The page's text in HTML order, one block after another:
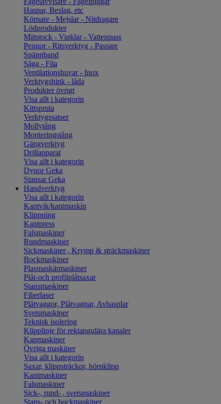
Haspar, Beslag, etc
Körnare - Mejslar - Nitdragare
Lödprodukter
Mätstock - Vinklar - Vattenpass
Pennor - Ritsverktyg - Passare
Spännband
Såga - Fila
Ventilationshuvar - Inox
Verktygshink - låda
Produkter övrigt
Visa allt i kategorin
Kittspruta
Verktygssatser
Mollytång
Monteringstång
Gängverktyg
Drillapparat
Visa allt i kategorin
Dynor Geka
Stansar Geka
Handverktyg
Visa allt i kategorin
Kantvik/kantmaskin
Klippning
Kantpress
Falsmaskiner
Rundmaskiner
Sickmaskiner , Krymp & sträckmaskiner
Bockmaskiner
Plasmaskärmaskiner
Plåt-och profilplåtsaxar
Stansmaskiner
Fiberlaser
Plåtvaggor, Plåtvagnar, Avhasplar
Svetsmaskiner
Teknisk isolering
Klipplinje för rektangulära kanaler
Kapmaskiner
Övriga maskiner
Visa allt i kategorin
Saxar, klippsträckor, hörnklipp
Kantmaskiner
Falsmaskiner
Sick-, rund- , svetsmaskiner
Stans- och bockmaskiner